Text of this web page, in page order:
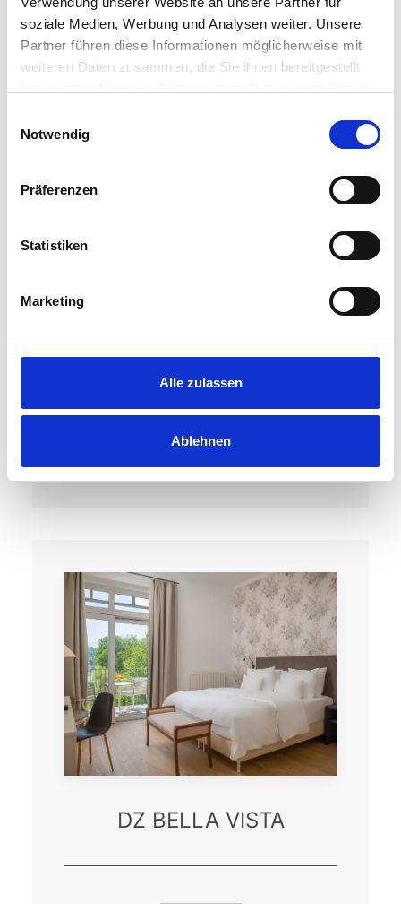
soziale Medien, Werbung und Analysen weiter. Unsere
Partner führen diese Informationen möglicherweise mit
weiteren Daten zusammen, die Sie ihnen bereitgestellt
Notwendig
Präferenzen
Statistiken
Marketing
Alle zulassen
Ablehnen
LOFT SEESEITE
DZ BELLA VISTA